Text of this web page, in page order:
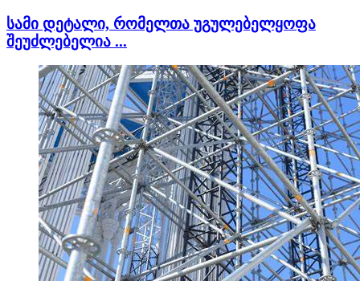
სამი დეტალი, რომელთა უგულებელყოფა
შეუძლებელია ...